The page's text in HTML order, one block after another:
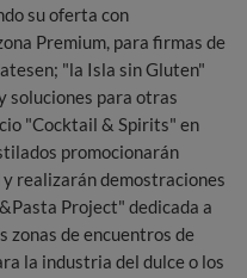
su oferta con
Premium, para firmas de
"la Isla sin Gluten"
soluciones para otras
"Cocktail & Spirits" en
promocionarán
realizarán demostraciones
Project" dedicada a
zonas de encuentros de
la industria del dulce o los